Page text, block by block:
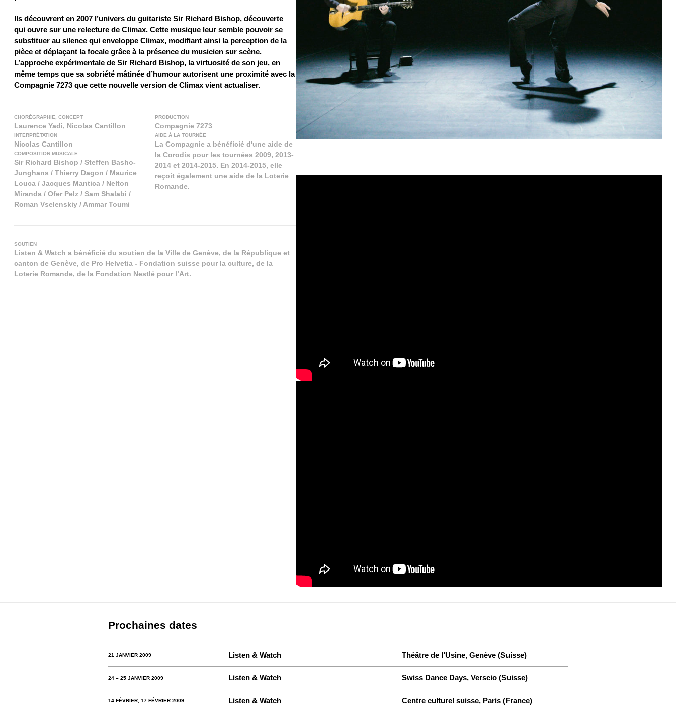
Ils découvrent en 2007 l’univers du guitariste Sir Richard Bishop, découverte
qui ouvre sur une relecture de Climax. Cette musique leur semble pouvoir se
substituer au silence qui enveloppe Climax, modifiant ainsi la perception de la
pièce et déplaçant la focale grâce à la présence du musicien sur scène.
L’approche expérimentale de Sir Richard Bishop, la virtuosité de son jeu, en
même temps que sa sobriété mâtinée d’humour autorisent une proximité avec la
Compagnie 7273 que cette nouvelle version de Climax vient actualiser.
CHORÉGRAPHIE, CONCEPT
Laurence Yadi, Nicolas Cantillon
INTERPRÉTATION
Nicolas Cantillon
COMPOSITION MUSICALE
Sir Richard Bishop / Steffen Basho-
Junghans / Thierry Dagon / Maurice
Louca / Jacques Mantica / Nelton
Miranda / Ofer Pelz / Sam Shalabi /
Roman Vselenskiy / Ammar Toumi
PRODUCTION
Compagnie 7273
AIDE À LA TOURNÉE
La Compagnie a bénéficié d'une aide de
la Corodis pour les tournées 2009, 2013-
2014 et 2014-2015. En 2014-2015, elle
reçoit également une aide de la Loterie
Romande.
SOUTIEN
Listen & Watch a bénéficié du soutien de la Ville de Genève, de la République et
canton de Genève, de Pro Helvetia - Fondation suisse pour la culture, de la
Loterie Romande, de la Fondation Nestlé pour l’Art.
Prochaines dates
21 JANVIER 2009 Listen & Watch Théâtre de l’Usine, Genève (Suisse)
24 – 25 JANVIER 2009 Listen & Watch Swiss Dance Days, Verscio (Suisse)
14 FÉVRIER, 17 FÉVRIER 2009 Listen & Watch Centre culturel suisse, Paris (France)